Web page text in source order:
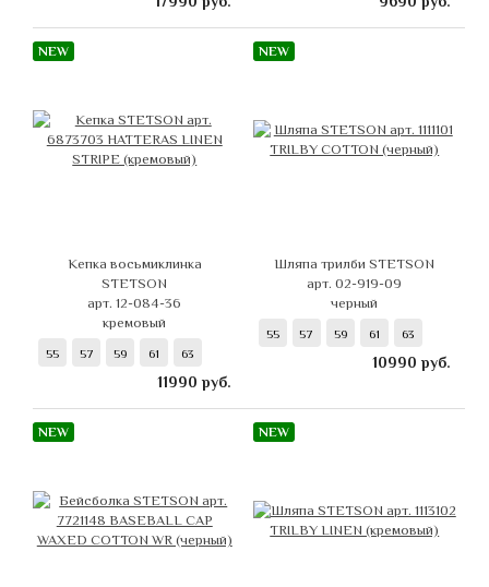
NEW
Кепка восьмиклинка
STETSON
арт. 12-084-36
кремовый
55 57 59 61 63
11990 руб.
NEW
Шляпа трилби STETSON
арт. 02-919-09
черный
55 57 59 61 63
10990 руб.
NEW NEW